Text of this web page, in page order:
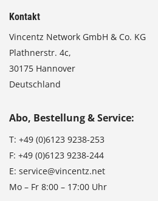
Kontakt
Vincentz Network GmbH & Co. KG
Plathnerstr. 4c,
30175 Hannover
Deutschland
Abo, Bestellung & Service:
T: +49 (0)6123 9238-253
F: +49 (0)6123 9238-244
E: service@vincentz.net
Mo – Fr 8:00 – 17:00 Uhr